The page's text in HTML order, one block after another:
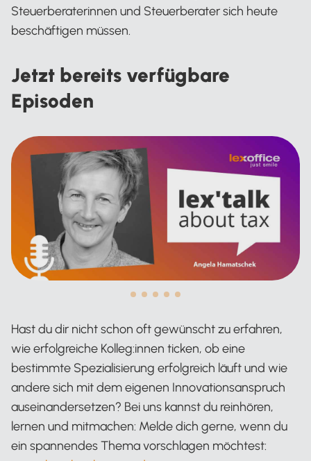
Steuerberaterinnen und Steuerberater sich heute
beschäftigen müssen.
Jetzt bereits verfügbare
Episoden
Hast du dir nicht schon oft gewünscht zu erfahren,
wie erfolgreiche Kolleg:innen ticken, ob eine
bestimmte Spezialisierung erfolgreich läuft und wie
andere sich mit dem eigenen Innovationsanspruch
auseinandersetzen? Bei uns kannst du reinhören,
lernen und mitmachen: Melde dich gerne, wenn du
ein spannendes Thema vorschlagen möchtest: